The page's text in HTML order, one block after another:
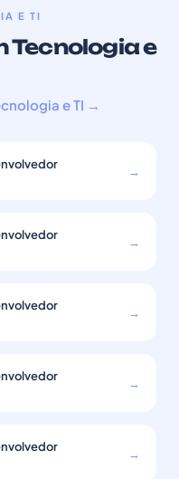
E TI
Tecnologia e
e TI →
→
→
→
→
→